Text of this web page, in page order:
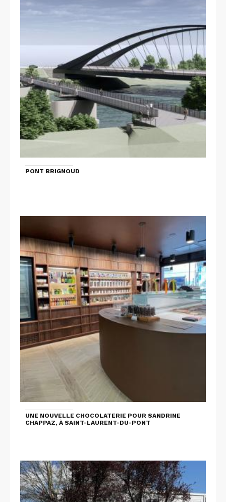
PONT BRIGNOUD
UNE NOUVELLE CHOCOLATERIE POUR SANDRINE
CHAPPAZ, À SAINT-LAURENT-DU-PONT